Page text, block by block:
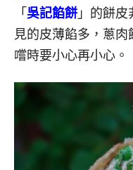
「 吳記餡餅 」的餅
見的皮薄餡多，蔥
嚐時要小心再小心。